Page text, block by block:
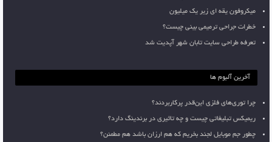
میکروفون یقه ای زیر یک میلیون
خطرات جراحی ترمیمی بینی چیست؟
تعرفه طراحی سایت تابان شهر آپدیت شد
آخرین آلبوم ها
چرا توری‌های فلزی این‌قدر پرکاربردند؟
ریمیکس تبلیغاتی چیست و چه تاثیری در برندینگ دارد؟
چطور جم موبایل لجند بخریم که هم ارزان باشد هم مطمئن؟